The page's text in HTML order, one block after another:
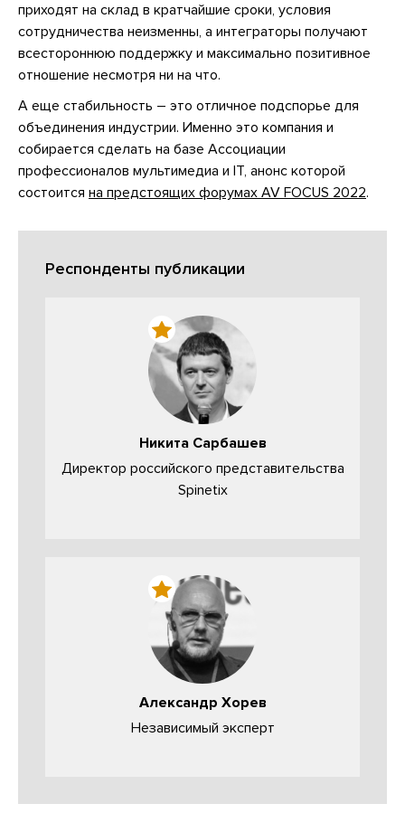
приходят на склад в кратчайшие сроки, условия
сотрудничества неизменны, а интеграторы получают
всестороннюю поддержку и максимально позитивное
отношение несмотря ни на что.
А еще стабильность – это отличное подспорье для
объединения индустрии. Именно это компания и
собирается сделать на базе Ассоциации
профессионалов мультимедиа и IT, анонс которой
состоится на предстоящих форумах AV FOCUS 2022.
Респонденты публикации
Никита Сарбашев
Директор российского представительства
Spinetix
Александр Хорев
Независимый эксперт